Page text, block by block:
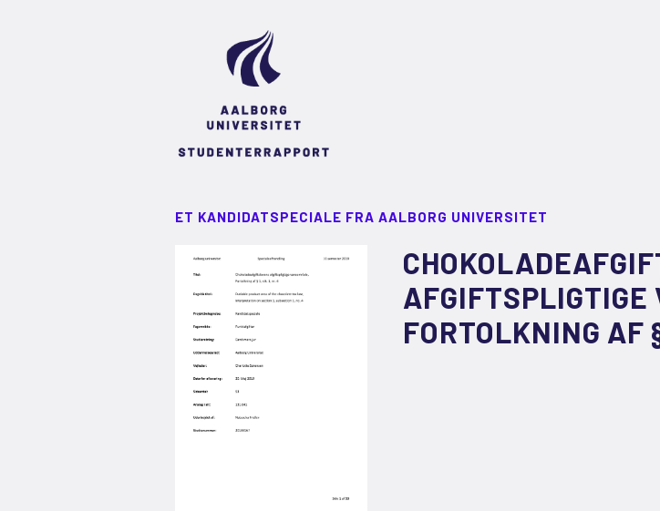
ET KANDIDATSPECIALE FRA AALBORG UNIVERSITET
AFGIFTSPLIGTIGE
FORTOLKNING AF